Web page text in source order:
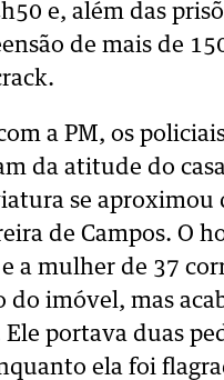
e, além das
de mais de
a PM, os
da atitude do
se aproximou
de Campos. O
a mulher de 37
do imóvel, mas
portava duas
ela foi